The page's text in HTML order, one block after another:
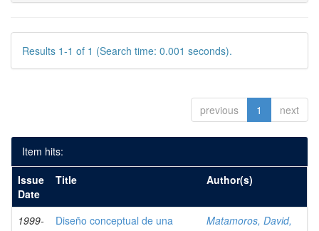
Results 1-1 of 1 (Search time: 0.001 seconds).
previous 1 next
Item hits:
Issue
Date
Title Author(s)
1999-
Diseño conceptual de una
Matamoros, David,